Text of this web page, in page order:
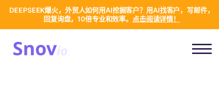
DEEPSEEK爆火，外贸人如何用AI挖掘客户？用AI找客户，写邮件，
回复询盘，10倍专业和效率。 点击阅读详情！